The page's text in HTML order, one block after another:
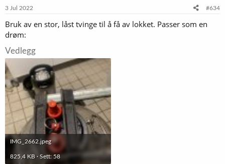
e
:
3 Jul 2022 #634
Bruk av en stor, låst tvinge til å få av lokket. Passer som en
drøm:
Vedlegg
IMG_2662.jpeg
825,4 KB · Sett: 58